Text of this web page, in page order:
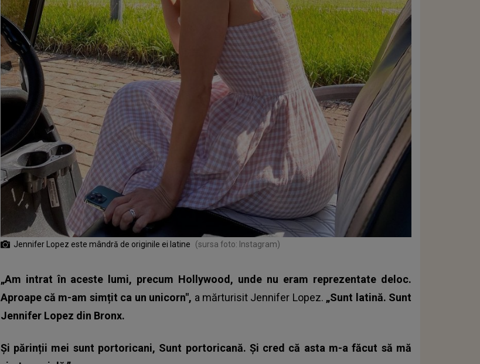
Jennifer Lopez este mândră de originile ei latine (sursa foto: Instagram)
„Am intrat în aceste lumi, precum Hollywood, unde nu eram reprezentate deloc.
Aproape că m-am simțit ca un unicorn", a mărturisit Jennifer Lopez. „Sunt latină. Sunt
Jennifer Lopez din Bronx.
Și părinții mei sunt portoricani, Sunt portoricană. Și cred că asta m-a făcut să mă